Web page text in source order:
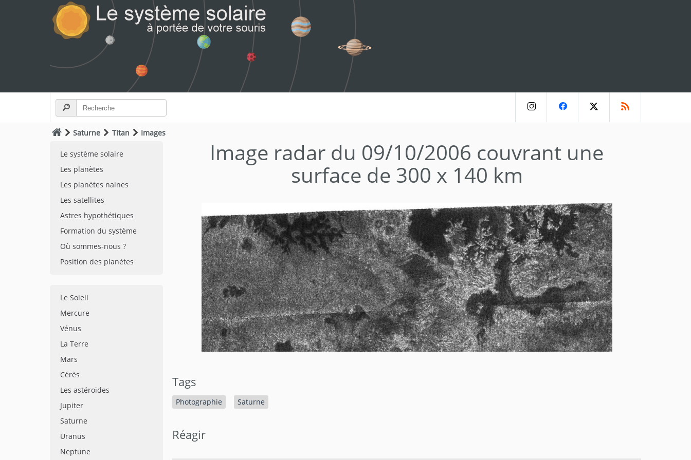
Saturne Titan Images
Le système solaire
Les planètes
Les planètes naines
Les satellites
Astres hypothétiques
Formation du système
Où sommes-nous ?
Position des planètes
Le Soleil
Mercure
Vénus
La Terre
Mars
Cérès
Les astéroïdes
Jupiter
Saturne
Uranus
Neptune
Image radar du 09/10/2006 couvrant une
surface de 300 x 140 km
Tags
Photographie Saturne
Réagir